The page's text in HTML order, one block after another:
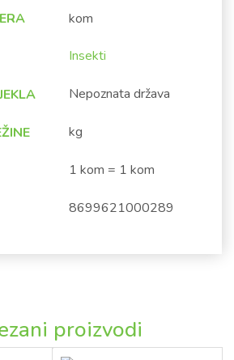
kom
Insekti
Nepoznata država
kg
1 kom = 1 kom
8699621000289
proizvodi